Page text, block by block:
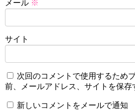
メール ※
サイト
次回のコメントで使用するため
前、メールアドレス、サイトを保存
新しいコメントをメールで通知